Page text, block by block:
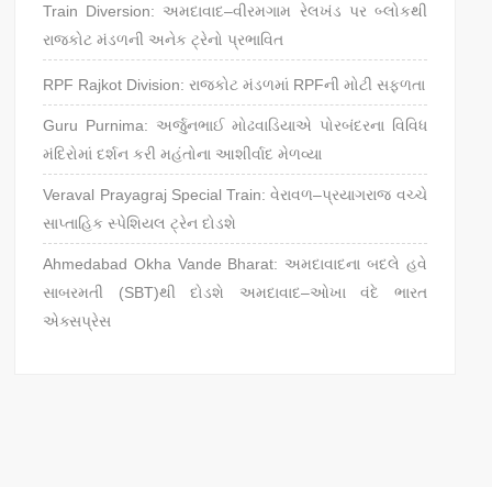
Train Diversion: અમદાવાદ–વીરમગામ રેલખંડ પર બ્લોકથી
રાજકોટ મંડળની અનેક ટ્રેનો પ્રભાવિત
RPF Rajkot Division: રાજકોટ મંડળમાં RPFની મોટી સફળતા
Guru Purnima: અર્જુનભાઈ મોઢવાડિયાએ પોરબંદરના વિવિધ
મંદિરોમાં દર્શન કરી મહંતોના આશીર્વાદ મેળવ્યા
Veraval Prayagraj Special Train: વેરાવળ–પ્રયાગરાજ વચ્ચે
સાપ્તાહિક સ્પેશિયલ ટ્રેન દોડશે
Ahmedabad Okha Vande Bharat: અમદાવાદના બદલે હવે
સાબરમતી (SBT)થી દોડશે અમદાવાદ–ઓખા વંદે ભારત
એક્સપ્રેસ